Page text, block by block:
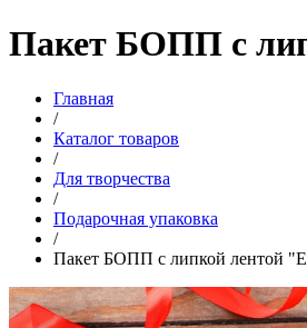
Пакет БОПП с
Главная
/
Каталог товаров
/
Для творчества
/
Подарочная упаковка
/
Пакет БОПП с липкой лентой